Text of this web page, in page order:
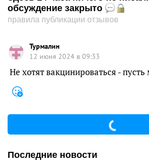
обсуждение закрыто
правила публикации отзывов
Турмалин
12 июня 2024 в 09:33
Не хотят вакцинироваться - пусть
Последние новости